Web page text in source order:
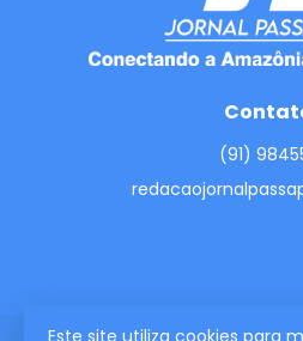
Este site utiliza cookies para
(91)